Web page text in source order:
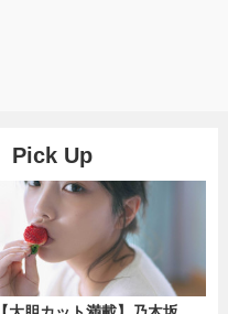
Pick Up